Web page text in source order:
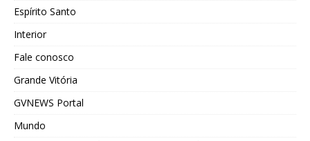
Espírito Santo
Interior
Fale conosco
Grande Vitória
GVNEWS Portal
Mundo